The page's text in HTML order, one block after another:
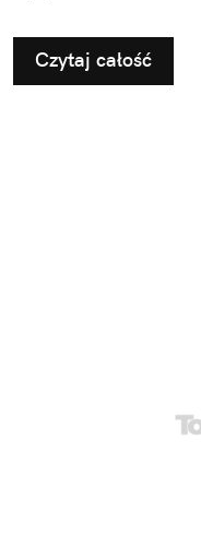
Czytaj całość